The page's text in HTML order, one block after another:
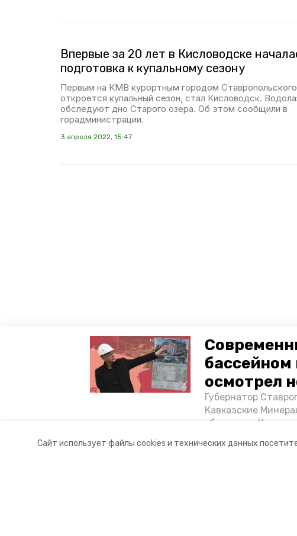
Сайт использует файлы cookies и технических данных
бассейном
осмотрел
Губернатор
Кавказские
объектов в
материале
Впервые за 20 лет в Кисловодске
подготовка к купальному сезону
Первым на КМВ курортным городом Ставропольского
откроется купальный сезон, стал Кисловодск.
обследуют дно Старого озера. Об этом сообщили в
горадминистрации.
3 апреля 2022, 15:47